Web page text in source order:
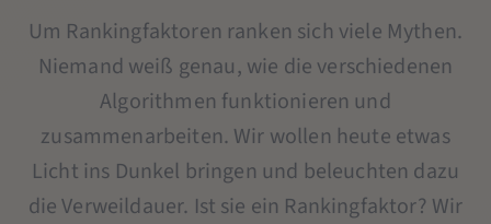
Um Rankingfaktoren ranken sich viele Mythen.
Niemand weiß genau, wie die verschiedenen
Algorithmen funktionieren und
zusammenarbeiten. Wir wollen heute etwas
Licht ins Dunkel bringen und beleuchten dazu
die Verweildauer. Ist sie ein Rankingfaktor? Wir